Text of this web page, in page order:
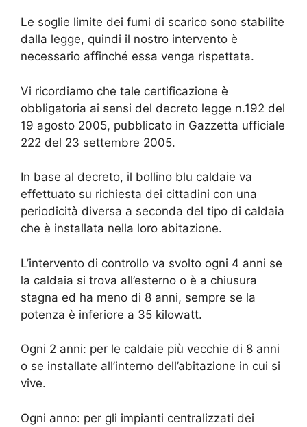
Le soglie limite dei fumi di scarico sono stabilite
dalla legge, quindi il nostro intervento è
necessario affinché essa venga rispettata.
Vi ricordiamo che tale certificazione è
obbligatoria ai sensi del decreto legge n.192 del
19 agosto 2005, pubblicato in Gazzetta ufficiale
222 del 23 settembre 2005.
In base al decreto, il bollino blu caldaie va
effettuato su richiesta dei cittadini con una
periodicità diversa a seconda del tipo di caldaia
che è installata nella loro abitazione.
L’intervento di controllo va svolto ogni 4 anni se
la caldaia si trova all’esterno o è a chiusura
stagna ed ha meno di 8 anni, sempre se la
potenza è inferiore a 35 kilowatt.
Ogni 2 anni: per le caldaie più vecchie di 8 anni
o se installate all’interno dell’abitazione in cui si
vive.
Ogni anno: per gli impianti centralizzati dei